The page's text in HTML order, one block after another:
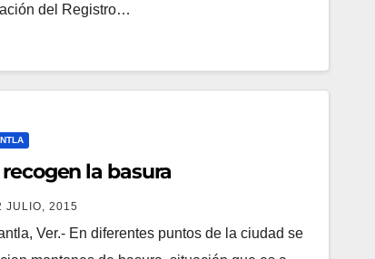
del Registro…
la basura
JULIO, 2015
Ver.- En diferentes puntos de la ciudad se